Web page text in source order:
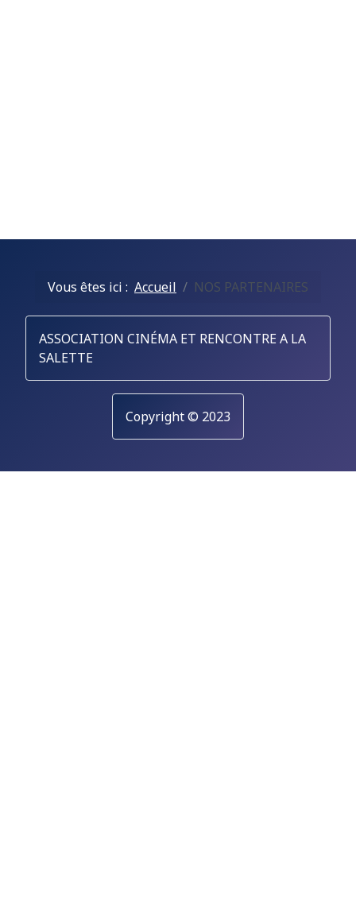
Vous êtes ici : Accueil NOS PARTENAIRES
ASSOCIATION CINÉMA ET RENCONTRE A LA
SALETTE
Copyright © 2023